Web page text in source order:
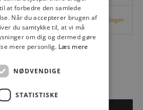
Få på lager
at forbedre den samlede
Når du accepterer brugen af
du samtykke til, at vi må
om dig og dermed gøre
mere personlig. Læs mere
NØDVENDIGE
STATISTISKE